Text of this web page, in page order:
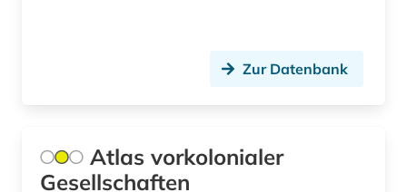
ingenieurwissenschaften (1)
Zur Datenbank
Atlas vorkolonialer
Gesellschaften